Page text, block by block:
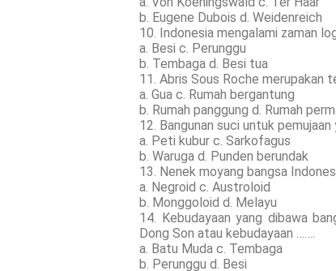
b. Eugene Dubois d. Weidenreich
10. Indonesia mengalami zaman
a. Besi c. Perunggu
b. Tembaga d. Besi tua
11. Abris Sous Roche merupakan
a. Gua c. Rumah bergantung
b. Rumah panggung d. Rumah
12. Bangunan suci untuk
a. Peti kubur c. Sarkofagus
b. Waruga d. Punden berundak
13. Nenek moyang bangsa
a. Negroid c. Austroloid
b. Monggoloid d. Melayu
14. Kebudayaan yang dibawa
Dong Son atau kebudayaan …….
a. Batu Muda c. Tembaga
b. Perunggu d. Besi